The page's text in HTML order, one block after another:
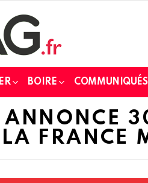
BOIRE COMMUNIQUÉS
LA FRANCE